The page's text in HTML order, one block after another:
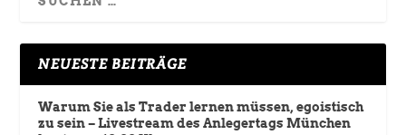
NEUESTE BEITRÄGE
Warum Sie als Trader lernen müssen, egoistisch
zu sein – Livestream des Anlegertags München